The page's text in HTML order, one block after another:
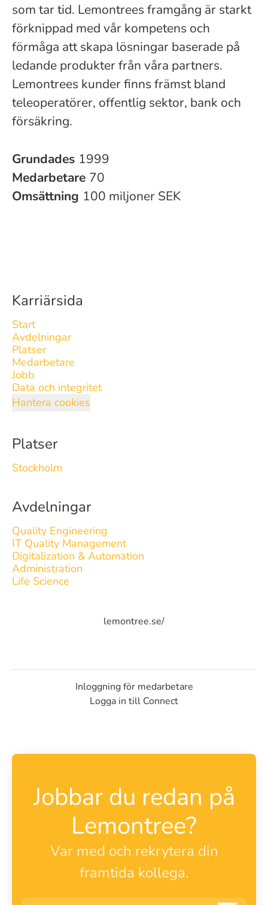
som tar tid. Lemontrees framgång är starkt
förknippad med vår kompetens och
förmåga att skapa lösningar baserade på
ledande produkter från våra partners.
Lemontrees kunder finns främst bland
teleoperatörer, offentlig sektor, bank och
försäkring.
Grundades 1999
Medarbetare 70
Omsättning 100 miljoner SEK
Karriärsida
Start
Avdelningar
Platser
Medarbetare
Jobb
Data och integritet
Hantera cookies
Platser
Stockholm
Avdelningar
Quality Engineering
IT Quality Management
Digitalization & Automation
Administration
Life Science
lemontree.se/
Inloggning för medarbetare
Logga in till Connect
Jobbar du redan på
Lemontree?
Var med och rekrytera din
framtida kollega.